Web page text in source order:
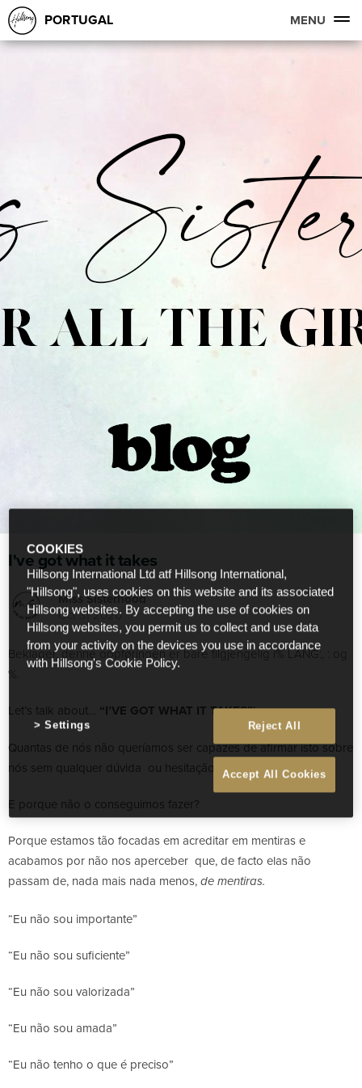
PORTUGAL MENU
I've got what it takes
Miss Sisterhood
Oct 31 2020
Beklager, denne oppføringen er bare tilgjengelig i% LANG:, : og
%.
Let’s talk about… “I’VE GOT WHAT IT TAKES”!
Quantas de nós não queríamos ser capazes de afirmar isto sobre
nós sem qualquer dúvida ou hesitação?
E porque não o conseguimos fazer?
Porque estamos tão focadas em acreditar em mentiras e
acabamos por não nos aperceber que, de facto elas não
passam de, nada mais nada menos, de mentiras.
“Eu não sou importante”
“Eu não sou suficiente”
“Eu não sou valorizada”
“Eu não sou amada”
“Eu não tenho o que é preciso”
COOKIES
Hillsong International Ltd atf Hillsong International,
"Hillsong", uses cookies on this website and its associated
Hillsong websites. By accepting the use of cookies on
Hillsong websites, you permit us to collect and use data
from your activity on the devices you use in accordance
with Hillsong's Cookie Policy.
Reject All
Accept All Cookies
Settings